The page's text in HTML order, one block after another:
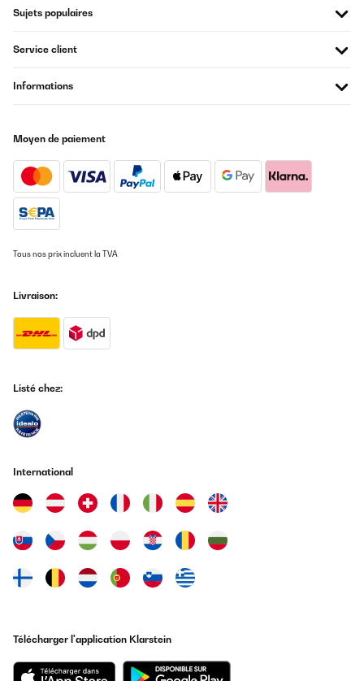
Sujets populaires
Service client
Informations
Moyen de paiement
Tous nos prix incluent la TVA
Livraison:
Listé chez:
International
Télécharger l'application Klarstein